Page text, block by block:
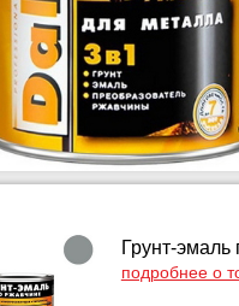
Грунт-
подробнее о